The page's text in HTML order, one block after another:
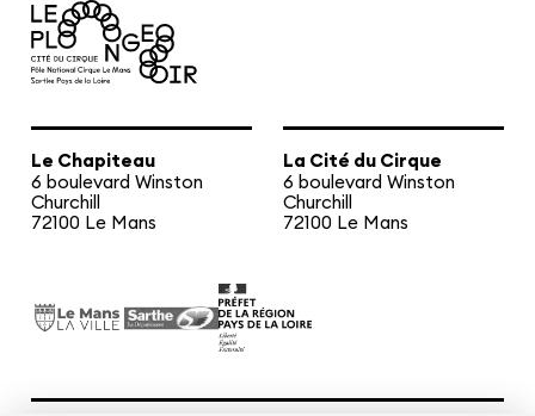
Le Chapiteau
6 boulevard Winston
Churchill
72100 Le Mans
La Cité du Cirque
6 boulevard Winston
Churchill
72100 Le Mans